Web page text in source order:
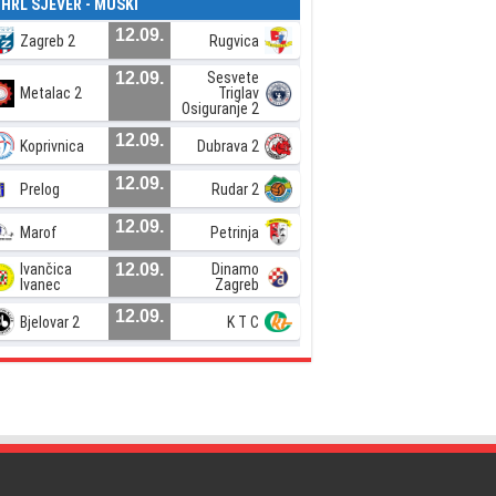
SJEVER - MUŠKI
Zagreb 2 12.09. Rugvica
Metalac 2
12.09.
Sesvete
Triglav
Osiguranje 2
Koprivnica 12.09. Dubrava 2
Prelog 12.09. Rudar 2
Marof 12.09. Petrinja
Ivančica
Ivanec
12.09.
Dinamo
Zagreb
Bjelovar 2 12.09. K T C